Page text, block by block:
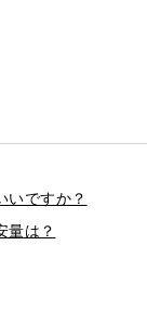
いですか？
量は？